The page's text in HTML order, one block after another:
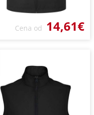
Cena od 14,61€